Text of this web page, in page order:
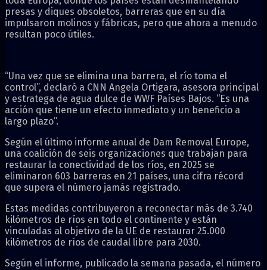
presas y diques obsoletos, barreras que en su día
impulsaron molinos y fábricas, pero que ahora a menudo
resultan poco útiles.
“Una vez que se elimina una barrera, el río toma el
control”, declaró a CNN Angela Ortigara, asesora principal
y estratega de agua dulce de WWF Países Bajos. “Es una
acción que tiene un efecto inmediato y un beneficio a
largo plazo”.
Según el último informe anual de Dam Removal Europe,
una coalición de seis organizaciones que trabajan para
restaurar la conectividad de los ríos, en 2025 se
eliminaron 603 barreras en 21 países, una cifra récord
que supera el número jamás registrado.
Estas medidas contribuyeron a reconectar más de 3.740
kilómetros de ríos en todo el continente y están
vinculadas al objetivo de la UE de restaurar 25.000
kilómetros de ríos de caudal libre para 2030.
Según el informe, publicado la semana pasada, el número